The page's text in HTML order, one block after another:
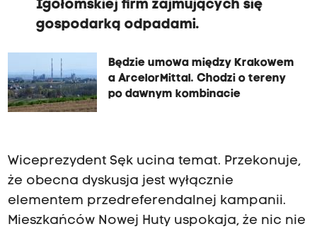
Igołomskiej firm zajmujących się
gospodarką odpadami.
Będzie umowa między Krakowem
a ArcelorMittal. Chodzi o tereny
po dawnym kombinacie
Wiceprezydent Sęk ucina temat. Przekonuje,
że obecna dyskusja jest wyłącznie
elementem przedreferendalnej kampanii.
Mieszkańców Nowej Huty uspokaja, że nic nie